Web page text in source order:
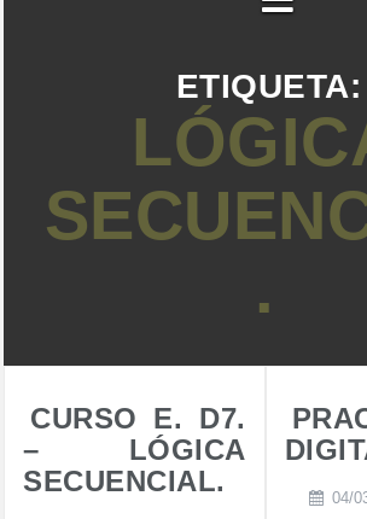
ETIQUETA:
.
CURSO E. D7.
– LÓGICA
SECUENCIAL.
04/